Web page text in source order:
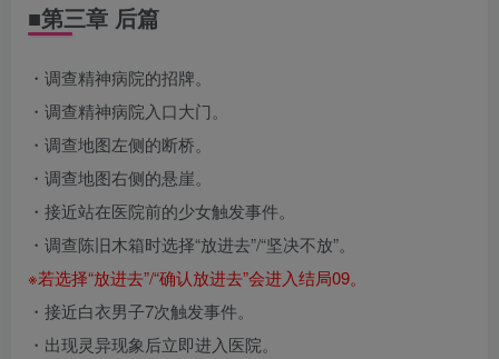
■第三章 后篇
・调查精神病院的招牌。
・调查精神病院入口大门。
・调查地图左侧的断桥。
・调查地图右侧的悬崖。
・接近站在医院前的少女触发事件。
・调查陈旧木箱时选择“放进去”/“坚决不放”。
※若选择“放进去”/“确认放进去”会进入结局09。
・接近白衣男子7次触发事件。
・出现灵异现象后立即进入医院。